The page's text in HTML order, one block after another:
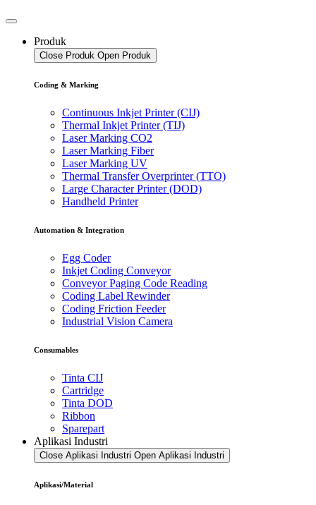
Produk
Close Produk Open Produk
Coding & Marking
Continuous Inkjet Printer (CIJ)
Thermal Inkjet Printer (TIJ)
Laser Marking CO2
Laser Marking Fiber
Laser Marking UV
Thermal Transfer Overprinter (TTO)
Large Character Printer (DOD)
Handheld Printer
Automation & Integration
Egg Coder
Inkjet Coding Conveyor
Conveyor Paging Code Reading
Coding Label Rewinder
Coding Friction Feeder
Industrial Vision Camera
Consumables
Tinta CIJ
Cartridge
Tinta DOD
Ribbon
Sparepart
Aplikasi Industri
Close Aplikasi Industri Open Aplikasi Industri
Aplikasi/Material